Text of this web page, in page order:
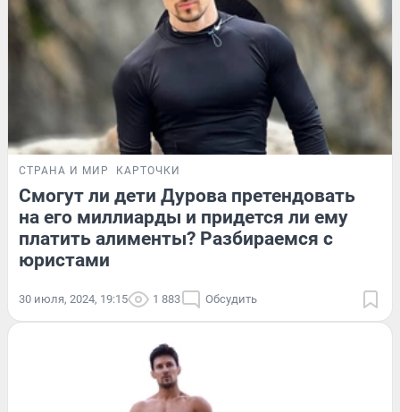
СТРАНА И МИР КАРТОЧКИ
Смогут ли дети Дурова претендовать
на его миллиарды и придется ли ему
платить алименты? Разбираемся с
юристами
30 июля, 2024, 19:15 1 883 Обсудить